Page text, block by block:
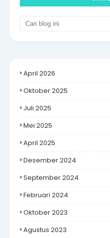
April 2026
Oktober 2025
Juli 2025
Mei 2025
April 2025
Desember 2024
September 2024
Februari 2024
Oktober 2023
Agustus 2023